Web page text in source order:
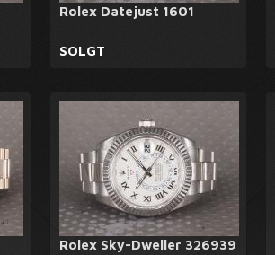
Rolex Datejust 1601
SOLGT
Rolex Sky-Dweller 326939